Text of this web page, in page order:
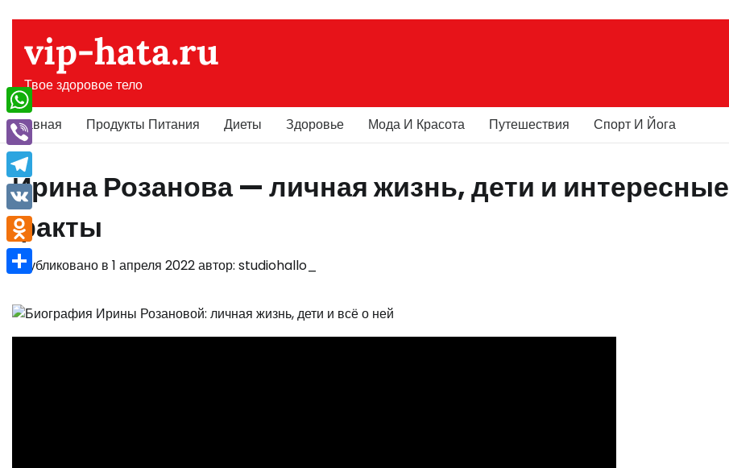
содержимому
vip-hata.ru
Твое здоровое тело
Главная Продукты Питания Диеты Здоровье Мода И Красота Путешествия Спорт И Йога
Ирина Розанова — личная жизнь, дети и интересные
факты
Опубликовано в 1 апреля 2022автор: studiohallo_
WhatsApp
Viber
Telegram
VK
Odnoklassniki